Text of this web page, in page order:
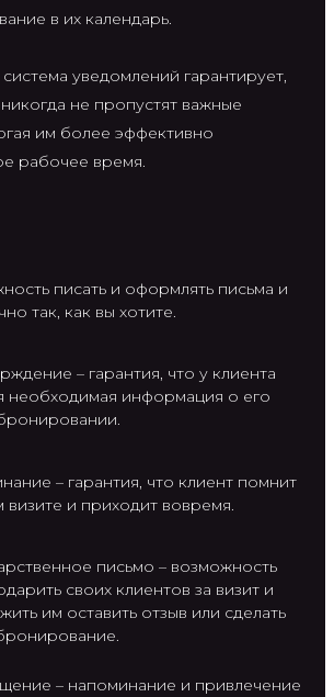
в их календарь.
уведомлений гарантирует,
не пропустят важные
им более эффективно
рабочее время.
писать и оформлять письма и
так, как вы хотите.
– гарантия, что у клиента
необходимая информация о его
– гарантия, что клиент помнит
визите и приходит вовремя.
письмо – возможность
своих клиентов за визит и
им оставить отзыв или сделать
– напоминание и привлечение